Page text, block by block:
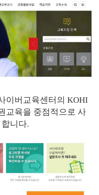
이버교육센터의 KOHI
교육을 중점적으로 사
니다.